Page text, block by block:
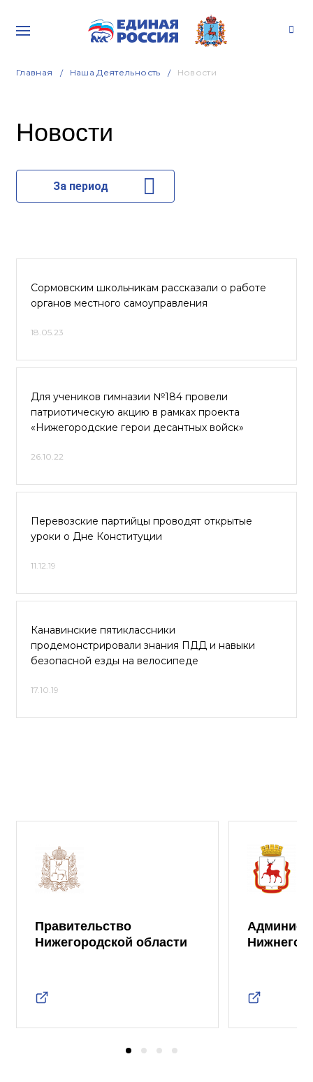
Главная Наша Деятельность Новости
Новости
За период
Сормовским школьникам рассказали о работе
органов местного самоуправления
18.05.23
Для учеников гимназии №184 провели
патриотическую акцию в рамках проекта
«Нижегородские герои десантных войск»
26.10.22
Перевозские партийцы проводят открытые
уроки о Дне Конституции
11.12.19
Канавинские пятиклассники
продемонстрировали знания ПДД и навыки
безопасной езды на велосипеде
17.10.19
Правительство
Нижегородской области
Нижнего